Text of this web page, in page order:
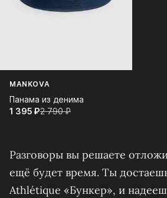
MANKOVA
Панама из денима
1 395⁠ ⁠₽2 790⁠ ⁠₽
Разговоры вы решаете
ещё будет время. Ты
Athlétique «Бункер», и